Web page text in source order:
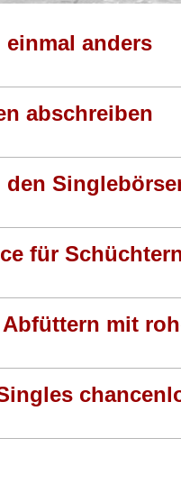
anders
abschreiben
den
für
mit